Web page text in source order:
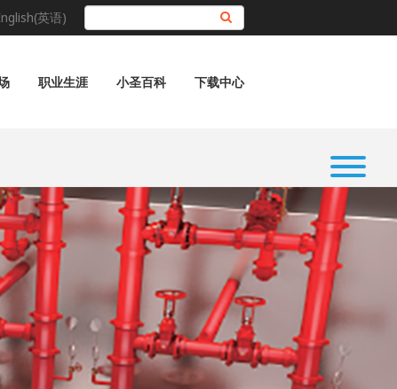
英语)
职业生涯 小圣百科 下载中心